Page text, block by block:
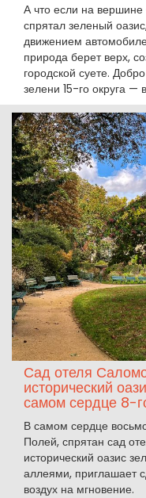
А что если на
спрятал зеленый
движением
природа берет верх,
городской суете.
зелени 15-го округа —
Сад отеля
исторический
самом сердце 8-
В самом сердце
Полей, спрятан сад
исторический оазис
аллеями, приглашает
воздух на мгновение.